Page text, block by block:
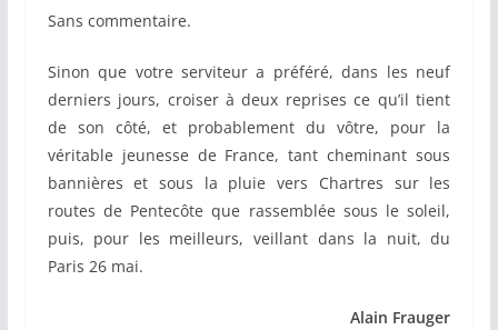
Sans commentaire.
Sinon que votre serviteur a préféré, dans les neuf
derniers jours, croiser à deux reprises ce qu’il tient
de son côté, et probablement du vôtre, pour la
véritable jeunesse de France, tant cheminant sous
bannières et sous la pluie vers Chartres sur les
routes de Pentecôte que rassemblée sous le soleil,
puis, pour les meilleurs, veillant dans la nuit, du
Paris 26 mai.
Alain Frauger